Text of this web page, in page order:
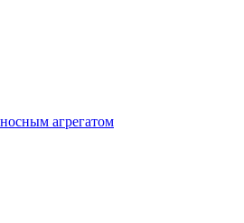
агрегатом